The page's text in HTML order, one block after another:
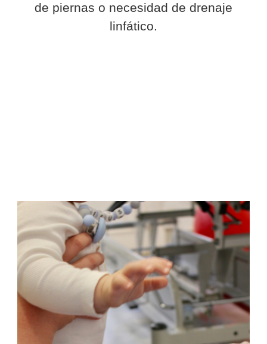
de piernas o necesidad de drenaje
linfático.